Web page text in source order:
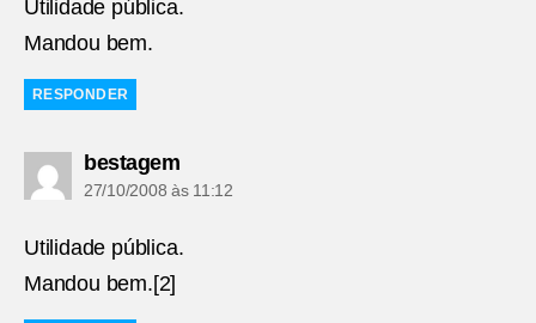
Utilidade pública.
Mandou bem.
RESPONDER
bestagemdiz:
27/10/2008 às 11:12
Utilidade pública.
Mandou bem.[2]